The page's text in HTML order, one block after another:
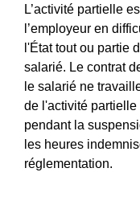
L’activité partielle
l’employeur en
l'État tout ou partie
salarié. Le contrat
le salarié ne
de l'activité
pendant la
les heures
réglementation.